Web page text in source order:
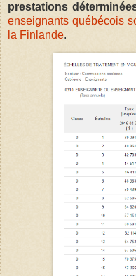
prestations
enseignants québécois
la Finlande.